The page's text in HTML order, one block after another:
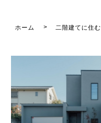
ホーム 二階建てに住む